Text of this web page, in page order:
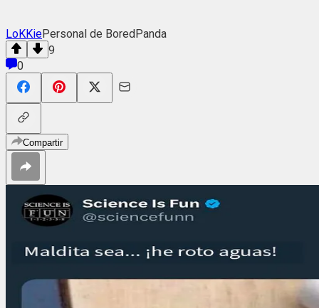
LoKKiePersonal de BoredPanda
9
0
Compartir